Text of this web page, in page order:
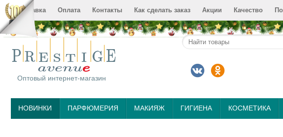
Доставка Оплата Контакты Как сделать заказ Акции Качество
Оптовый интернет-магазин
НОВИНКИ ПАРФЮМЕРИЯ МАКИЯЖ ГИГИЕНА КОСМЕТИКА